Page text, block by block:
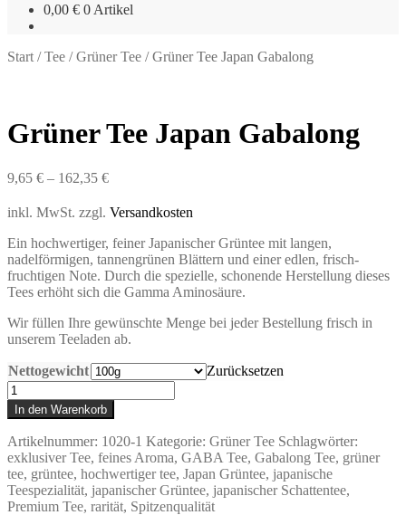
0,00 € 0 Artikel
Start /Tee /Grüner Tee /Grüner Tee Japan Gabalong
Grüner Tee Japan Gabalong
9,65 € – 162,35 €
inkl. MwSt. zzgl. Versandkosten
Ein hochwertiger, feiner Japanischer Grüntee mit langen,
nadelförmigen, tannengrünen Blättern und einer edlen, frisch-
fruchtigen Note. Durch die spezielle, schonende Herstellung dieses
Tees erhöht sich die Gamma Aminosäure.
Wir füllen Ihre gewünschte Menge bei jeder Bestellung frisch in
unserem Teeladen ab.
Nettogewicht
Zurücksetzen
Grüner
Tee
Japan
Gabalong
Menge
In den Warenkorb
Artikelnummer: 1020-1 Kategorie: Grüner Tee Schlagwörter:
exklusiver Tee, feines Aroma, GABA Tee, Gabalong Tee, grüner
tee, grüntee, hochwertiger tee, Japan Grüntee, japanische
Teespezialität, japanischer Grüntee, japanischer Schattentee,
Premium Tee, rarität, Spitzenqualität